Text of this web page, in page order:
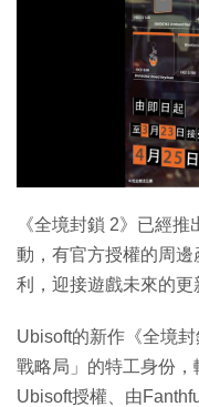
生成式AI與雲端應用
Enterprise Digital
《全境封鎖 2》已經
動，有官方授權的周
利，迎接遊戲未來的更
Ubisoft的新作《全境
戰略局」的特工身份
Ubisoft授權、由